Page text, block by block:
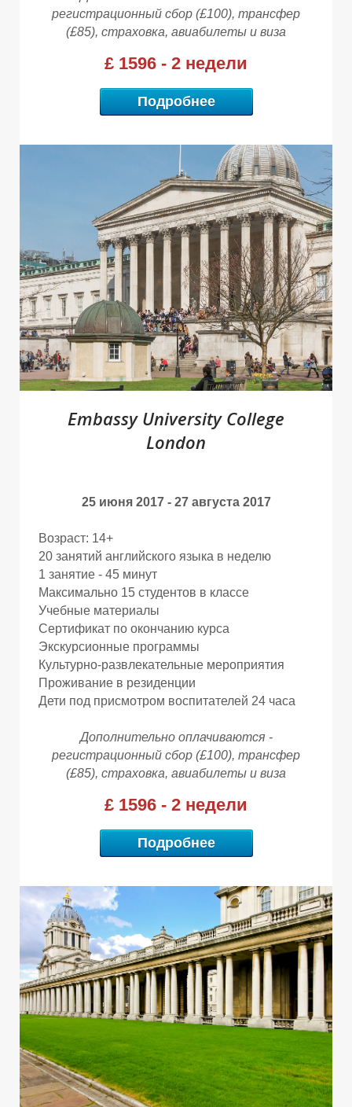
В
Ы
3
В
Ы
3
регистрационный сбор (£100), трансфер
(£85), страховка, авиабилеты и виза
£ 1596 - 2 недели
Подробнее
Embassy University College
London
25 июня 2017 - 27 августа 2017
Возраст: 14+
20 занятий английского языка в неделю
1 занятие - 45 минут
Максимально 15 студентов в классе
Учебные материалы
Сертификат по окончанию курса
Экскурсионные программы
Культурно-развлекательные мероприятия
Проживание в резиденции
Дети под присмотром воспитателей 24 часа
Дополнительно оплачиваются -
регистрационный сбор (£100), трансфер
(£85), страховка, авиабилеты и виза
£ 1596 - 2 недели
Подробнее
В
Ы
3